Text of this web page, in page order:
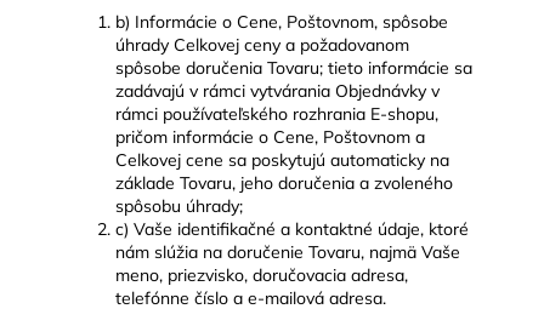
b) Informácie o Cene, Poštovnom, spôsobe
úhrady Celkovej ceny a požadovanom
spôsobe doručenia Tovaru; tieto informácie sa
zadávajú v rámci vytvárania Objednávky v
rámci používateľského rozhrania E-shopu,
pričom informácie o Cene, Poštovnom a
Celkovej cene sa poskytujú automaticky na
základe Tovaru, jeho doručenia a zvoleného
spôsobu úhrady;
c) Vaše identifikačné a kontaktné údaje, ktoré
nám slúžia na doručenie Tovaru, najmä Vaše
meno, priezvisko, doručovacia adresa,
telefónne číslo a e-mailová adresa.